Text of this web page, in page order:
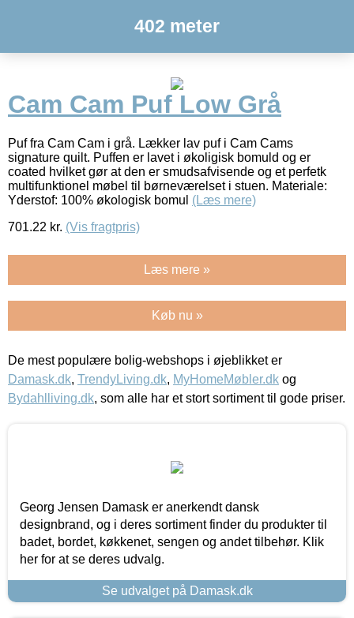
402 meter
Cam Cam Puf Low Grå
Puf fra Cam Cam i grå. Lækker lav puf i Cam Cams
signature quilt. Puffen er lavet i økoligisk bomuld og er
coated hvilket gør at den er smudsafvisende og et perfetk
multifunktionel møbel til børneværelset i stuen. Materiale:
Yderstof: 100% økologisk bomul (Læs mere)
701.22 kr. (Vis fragtpris)
Læs mere »
Køb nu »
De mest populære bolig-webshops i øjeblikket er
Damask.dk, TrendyLiving.dk, MyHomeMøbler.dk og
Bydahlliving.dk, som alle har et stort sortiment til gode priser.
Georg Jensen Damask er anerkendt dansk
designbrand, og i deres sortiment finder du produkter til
badet, bordet, køkkenet, sengen og andet tilbehør. Klik
her for at se deres udvalg.
Se udvalget på Damask.dk